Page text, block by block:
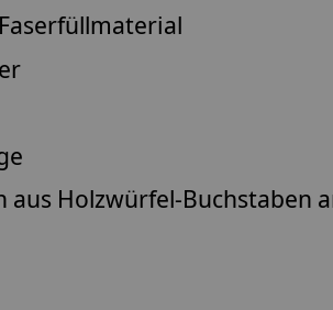
aus Holzwürfel-Buchstaben